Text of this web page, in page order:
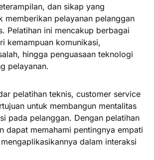
dan sikap yang
memberikan pelayanan pelanggan
Pelatihan ini mencakup berbagai
kemampuan komunikasi,
hingga penguasaan teknologi
pelayanan.
pelatihan teknis, customer service
untuk membangun mentalitas
pada pelanggan. Dengan pelatihan
dapat memahami pentingnya empati
dalam interaksi